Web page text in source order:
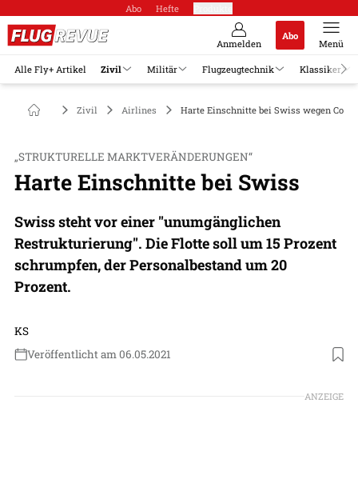
Abo Hefte
Anmelden
Abo
Menü
Alle Fly+ Artikel Zivil Militär Flugzeugtechnik Klassiker
Zivil Airlines Harte Einschnitte bei Swiss wegen
„STRUKTURELLE MARKTVERÄNDERUNGEN“
Harte Einschnitte bei Swiss
Swiss steht vor einer "unumgänglichen
Restrukturierung". Die Flotte soll um 15 Prozent
schrumpfen, der Personalbestand um 20
Prozent.
KS
Veröffentlicht am 06.05.2021
Foto: Swiss
ANZEIGE